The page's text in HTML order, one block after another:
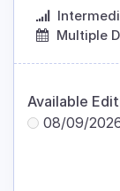
Multiple
Available
08/09/